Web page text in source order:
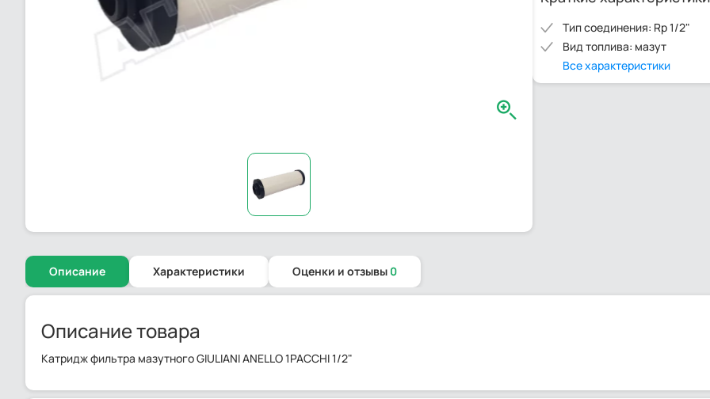
Тип соединения: Rp 1/2"
Вид топлива: мазут
Все характеристики
Описание Характеристики Оценки и отзывы 0
Описание товара
Катридж фильтра мазутного GIULIANI ANELLO 1PACCHI 1/2"